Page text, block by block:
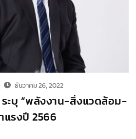
ธันวาคม 26, 2022
ะบุ “พลังงาน-สิ่งแวดล้อม-
รงปี 2566